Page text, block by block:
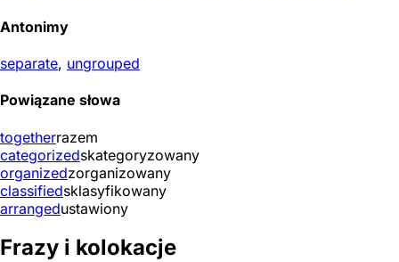
Antonimy
separate, ungrouped
Powiązane słowa
togetherrazem
categorizedskategoryzowany
organizedzorganizowany
classifiedsklasyfikowany
arrangedustawiony
Frazy i kolokacje